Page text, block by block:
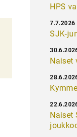
HPS
SJK-
7.7.2026
Naiset
Naiset